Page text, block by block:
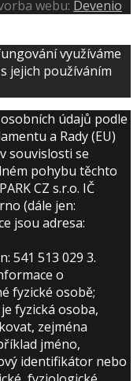
webu: Devenio
využíváme
jejich používáním
údajů podle
a Rady (EU)
souvislosti se
pohybu těchto
CZ s.r.o. IČ
(dále jen:
jsou adresa:
541 513 029 3.
o
fyzické osobě;
fyzická osoba,
zejména
jméno,
identifikátor nebo